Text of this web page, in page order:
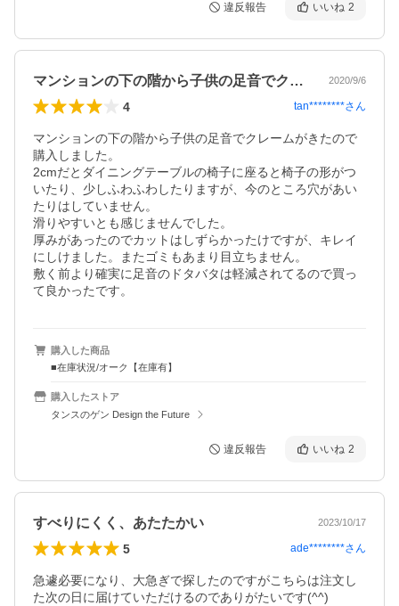
違反報告 いいね 2
マンションの下の階から子供の足音でクレ… 2020/9/6
4 tan********さん
マンションの下の階から子供の足音でクレームがきたので
購入しました。
2cmだとダイニングテーブルの椅子に座ると椅子の形がつ
いたり、少しふわふわしたりますが、今のところ穴があい
たりはしていません。
滑りやすいとも感じませんでした。
厚みがあったのでカットはしずらかったけですが、キレイ
にしけました。またゴミもあまり目立ちません。
敷く前より確実に足音のドタバタは軽減されてるので買っ
て良かったです。
購入した商品
■在庫状況/オーク【在庫有】
購入したストア
タンスのゲン Design the Future
違反報告 いいね 2
すべりにくく、あたたかい 2023/10/17
5 ade********さん
急遽必要になり、大急ぎで探したのですがこちらは注文し
た次の日に届けていただけるのでありがたいです(^^)